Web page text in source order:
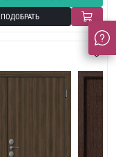
ПОДОБРАТЬ